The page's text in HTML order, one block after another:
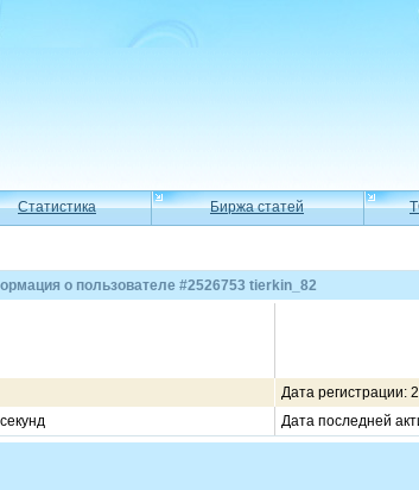
Статистика Биржа статей
о пользователе #2526753 tierkin_82
Дата регистрации:
Дата последней